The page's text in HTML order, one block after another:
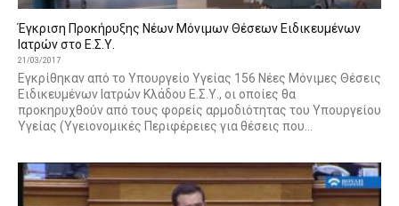
Έγκριση Προκήρυξης Νέων Μόνιμων Θέσεων Ειδικευμένων
Ιατρών στο Ε.Σ.Υ.
21/03/2017
Εγκρίθηκαν από το Υπουργείο Υγείας 156 Νέες Μόνιμες Θέσεις
Ειδικευμένων Ιατρών Κλάδου Ε.Σ.Υ., οι οποίες θα
προκηρυχθούν από τους φορείς αρμοδιότητας του Υπουργείου
Υγείας (Υγειονομικές Περιφέρειες για θέσεις που...